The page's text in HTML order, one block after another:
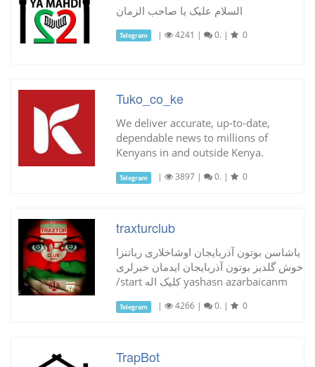
السلام علیک یا صاحب الزمان
Telegram | 4241 | 0. | 0
Tuko_co_ke
We deliver accurate, up-to-date,
dependable news to millions of
Kenyans in and outside Kenya.
Telegram | 3897 | 0. | 0
traxturclub
یاشاسن بوتون آذربایجان اوشاخلاری رباتنزا
خوش گلدیز بوتون آذربایجان ایدمان خبرلری
/start کلیک اله yashasn azarbaicanm
Telegram | 4266 | 0. | 0
TrapBot